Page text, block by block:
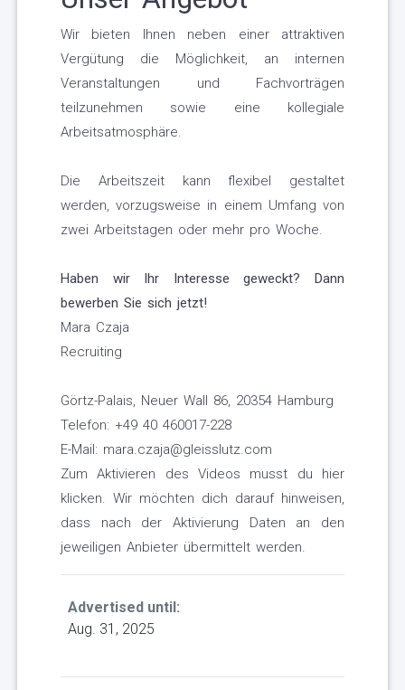
Wir bieten Ihnen neben einer attraktiven
Vergütung die Möglichkeit, an internen
Veranstaltungen und Fachvorträgen
teilzunehmen sowie eine kollegiale
Arbeitsatmosphäre.
Die Arbeitszeit kann flexibel gestaltet
werden, vorzugsweise in einem Umfang von
zwei Arbeitstagen oder mehr pro Woche.
Haben wir Ihr Interesse geweckt? Dann
bewerben Sie sich jetzt!
Mara Czaja
Recruiting
Görtz-Palais, Neuer Wall 86, 20354 Hamburg
Telefon: +49 40 460017-228
E-Mail: mara.czaja@gleisslutz.com
Zum Aktivieren des Videos musst du hier
klicken. Wir möchten dich darauf hinweisen,
dass nach der Aktivierung Daten an den
jeweiligen Anbieter übermittelt werden.
Advertised until:
Aug. 31, 2025